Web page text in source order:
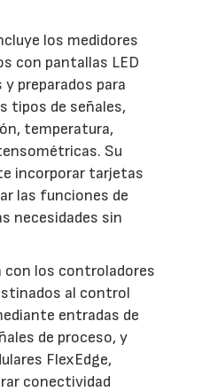
los medidores
con pantallas LED
preparados para
tipos de señales,
temperatura,
Su
incorporar tarjetas
las funciones de
necesidades sin
con los controladores
al control
entradas de
de proceso, y
FlexEdge,
conectividad